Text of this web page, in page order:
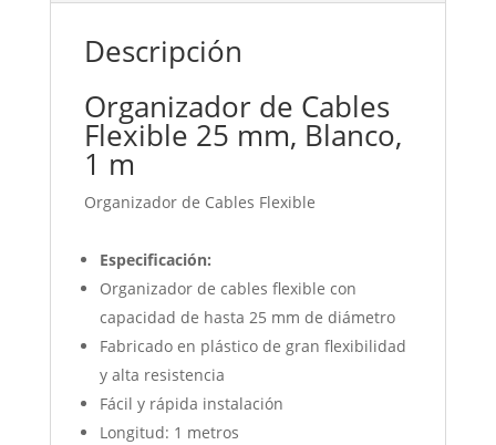
Descripción
Organizador de Cables
Flexible 25 mm, Blanco,
1 m
Organizador de Cables Flexible
Especificación:
Organizador de cables flexible con
capacidad de hasta 25 mm de diámetro
Fabricado en plástico de gran flexibilidad
y alta resistencia
Fácil y rápida instalación
Longitud: 1 metros